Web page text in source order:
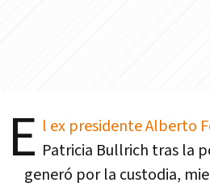
E l ex presidente Alberto
Patricia Bullrich tras la
generó por la custodia,